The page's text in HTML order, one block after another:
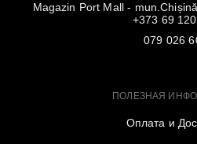
Magazin Port Mall -
+373 69
079 026
ПОЛЕЗНАЯ
Оплата и